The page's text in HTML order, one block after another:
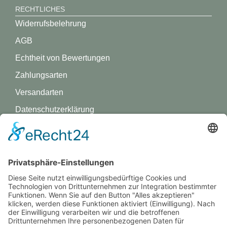
RECHTLICHES
Widerrufsbelehrung
AGB
Echtheit von Bewertungen
Zahlungsarten
Versandarten
Datenschutz­erklärung
Impressum
GREVY ANGEBOT
Was ist Grevy?
BENUTZERANMELDUNG